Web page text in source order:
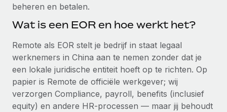
Achtergrondonderzoek
Vereenvoudig het screeningsproces van
Compliance Watchtower
Blijf compliance-risico's voor
Apparaatbeheer
Lever en track wereldwijd IT-middelen
CASESTUDY'S
Hoe AI-pionier Weaviate zijn team met 120%
liet groeien met Remote
Weaviate in één oogopslag Weaviate bouwt open source,
AI-first infrastructuur. De missie van het...
Meer informatie
BLOG
Global Payroll
EOR en PEO
beheren en betalen.
Wat is een EOR en hoe werkt het?
Remote als EOR stelt je bedrijf in staat legaal
werknemers in China aan te nemen zonder dat je
een lokale juridische entiteit hoeft op te richten. Op
papier is Remote de officiële werkgever; wij
verzorgen Compliance, payroll, benefits (inclusief
equity) en andere HR-processen — maar jij behoudt